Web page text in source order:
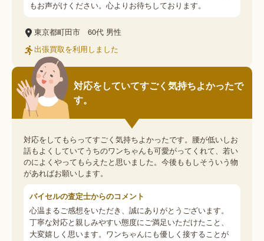
もお声がけください。心よりお待ちしております。
東京都町田市 60代 男性
出張買取を利用しました
対応をしていてすごく気持ちよかったで
す。
対応をしてもらってすごく気持ちよかったです。腰が低いしお
話もよくしていてうちのワンちゃんも可愛がってくれて、若い
のによくやってもらえたと思いました。今後ももしそういう物
があればお願いします。
バイセルの査定士からのコメント
心温まるご感想をいただき、誠にありがとうございます。
丁寧な対応と親しみやすい態度にご満足いただけたこと、
大変嬉しく思います。ワンちゃんにも優しく接することが